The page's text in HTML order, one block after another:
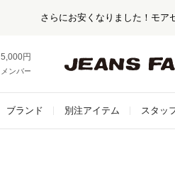
5,000円以上お買い上げで送料無料！
メンバー登録でお得な情報をゲット。さらに詳し
ブランド 別注アイテム スタッ